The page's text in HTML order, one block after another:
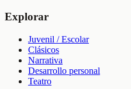
Explorar
Juvenil / Escolar
Clásicos
Narrativa
Desarrollo personal
Teatro